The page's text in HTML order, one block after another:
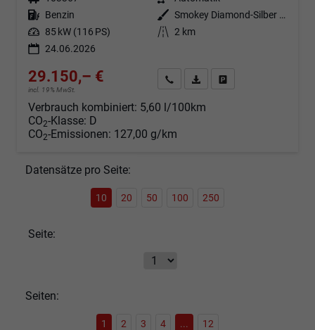
Kraftstoff Benzin Außenfarbe
Smokey Diamond-Silber Metallic
Leistung 85 kW (116 PS) Kilometerstand 2 km
24.06.2026
29.150,– €
incl. 19% MwSt.
Angebot anfordern
Fahrzeugexpose (PDF)
Verbrauch kombiniert: 5,60 l/100km
CO2-Klasse: D
CO2-Emissionen: 127,00 g/km
Datensätze pro Seite:
10 20 50 100 250
Seite:
Seiten:
1 2 3 4 ... 12